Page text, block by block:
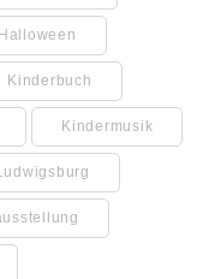
Halloween
Kinderbuch
Kindermusik